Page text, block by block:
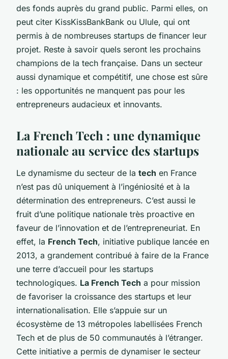
des fonds auprès du grand public. Parmi elles, on
peut citer KissKissBankBank ou Ulule, qui ont
permis à de nombreuses startups de financer leur
projet. Reste à savoir quels seront les prochains
champions de la tech française. Dans un secteur
aussi dynamique et compétitif, une chose est sûre
: les opportunités ne manquent pas pour les
entrepreneurs audacieux et innovants.
La French Tech : une dynamique
nationale au service des startups
Le dynamisme du secteur de la tech en France
n’est pas dû uniquement à l’ingéniosité et à la
détermination des entrepreneurs. C’est aussi le
fruit d’une politique nationale très proactive en
faveur de l’innovation et de l’entrepreneuriat. En
effet, la French Tech, initiative publique lancée en
2013, a grandement contribué à faire de la France
une terre d’accueil pour les startups
technologiques. La French Tech a pour mission
de favoriser la croissance des startups et leur
internationalisation. Elle s’appuie sur un
écosystème de 13 métropoles labellisées French
Tech et de plus de 50 communautés à l’étranger.
Cette initiative a permis de dynamiser le secteur